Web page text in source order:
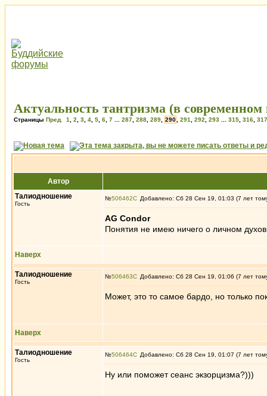
Актуальность тантризма (в современном
Страницы Пред. 1 2 3 4 5 6 7 287 288 289 290 291 292 293 315 316 317
Автор
Талиодношение
Гость
№506462 Добавлено: Сб 28 Сен 19, 01:03 (7 лет
AG Condor
Понятия не имею ничего о личном
Наверх
Талиодношение
Гость
№506463 Добавлено: Сб 28 Сен 19, 01:06 (7 лет
Может, это то самое бардо, но только
Наверх
Талиодношение
Гость
№506464 Добавлено: Сб 28 Сен 19, 01:07 (7 лет
Ну или поможет сеанс экзорцизма?)))